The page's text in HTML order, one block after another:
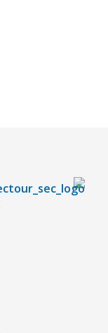
ח
רקים - עולם קטן בגדול
חרקים, עכבישים ופרוקי רגליים בישראל. מאות מאמרים בנושאי טבע, אקולוגיה, ביולוגיה ויחסי אדם-חרקים. הפעלות ומשחקים לילדים,